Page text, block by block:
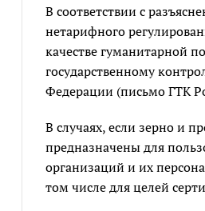
В соответствии с
нетарифного
качестве гуманитарной
государственному
Федерации (письмо ГТК
В случаях, если зерно и
предназначены для
организаций и их
том числе для целей